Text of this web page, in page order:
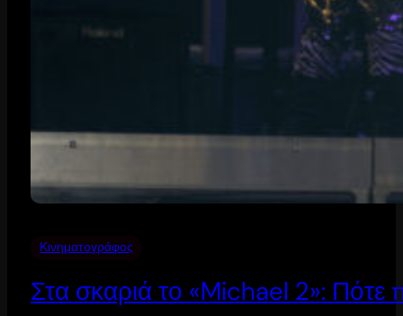
Κινηματογράφος
Στα σκαριά το «Michael 2»: Πότε